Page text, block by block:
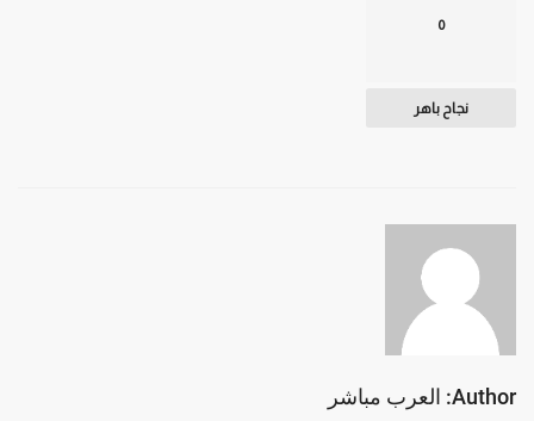
0
نجاح باهر
Author: العرب مباشر